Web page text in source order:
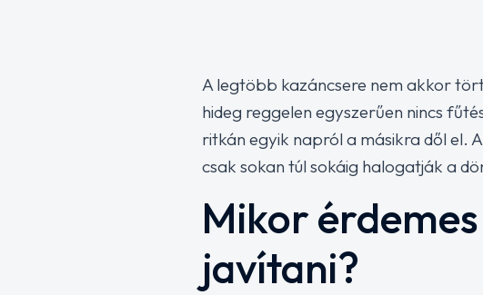
A legtöbb kazáncsere nem akkor
hideg reggelen egyszerűen nincs
ritkán egyik napról a másikra dől el.
csak sokan túl sokáig halogatják a
Mikor
javítani?